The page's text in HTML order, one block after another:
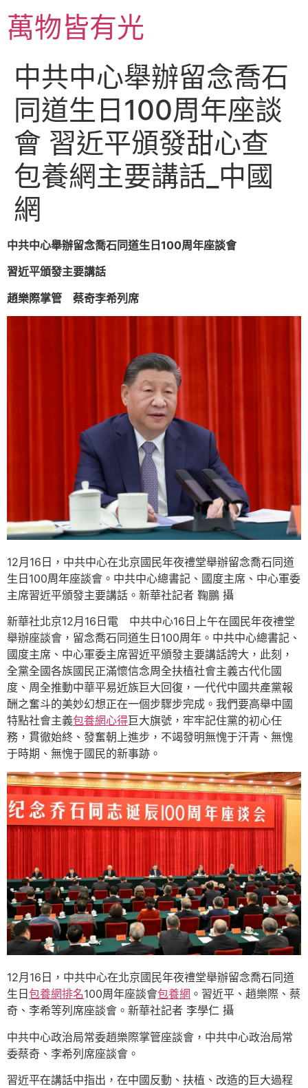
主萬物皆有光
中共中心舉辦留念喬石
同道生日100周年座談
會 習近平頒發甜心查
包養網主要講話_中國
網
中共中心舉辦留念喬石同道生日100周年座談會
習近平頒發主要講話
趙樂際掌管 蔡奇李希列席
12月16日，中共中心在北京國民年夜禮堂舉辦留念喬石同道
生日100周年座談會。中共中心總書記、國度主席、中心軍委
主席習近平頒發主要講話。新華社記者 鞠鵬 攝
新華社北京12月16日電 中共中心16日上午在國民年夜禮堂
舉辦座談會，留念喬石同道生日100周年。中共中心總書記、
國度主席、中心軍委主席習近平頒發主要講話誇大，此刻，
全黨全國各族國民正滿懷信念周全扶植社會主義古代化國
度、周全推動中華平易近族巨大回復，一代代中國共產黨報
酬之奮斗的美妙幻想正在一個步驟步完成。我們要高舉中國
特點社會主義包養網心得巨大旗號，牢牢記住黨的初心任
務，貫徹始終、發奮朝上進步，不竭發明無愧于汗青、無愧
于時期、無愧于國民的新事跡。
12月16日，中共中心在北京國民年夜禮堂舉辦留念喬石同道
生日 包養網排名100周年座談會包養網 。習近平、趙樂際、蔡
奇、李希等列席座談會。新華社記者 李學仁 攝
中共中心政治局常委趙樂際掌管座談會，中共中心政治局常
委蔡奇、李希列席座談會。
習近平在講話中指出，在中國反動、扶植、改造的巨大過程